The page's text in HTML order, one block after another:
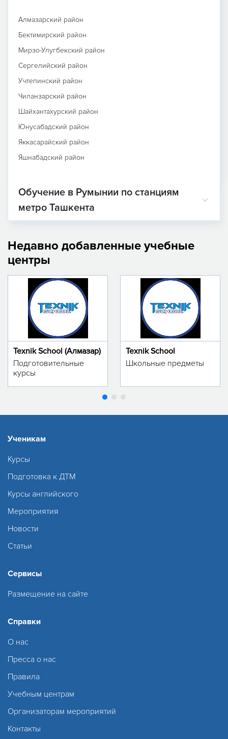
Алмазарский район
Бектимирский район
Мирзо-Улугбекский район
Сергелийский район
Учтепинский район
Чиланзарский район
Шайхантахурский район
Юнусабадский район
Яккасарайский район
Яшнабадский район
Обучение в Румынии по станциям
метро Ташкента
Недавно добавленные учебные
центры
Texnik School (Алмазар)
Подготовительные
курсы
Texnik School
Школьные предметы
Ученикам
Курсы
Подготовка к ДТМ
Курсы английского
Мероприятия
Новости
Статьи
Сервисы
Размещение на сайте
Справки
О нас
Пресса о нас
Правила
Учебным центрам
Организаторам мероприятий
Контакты